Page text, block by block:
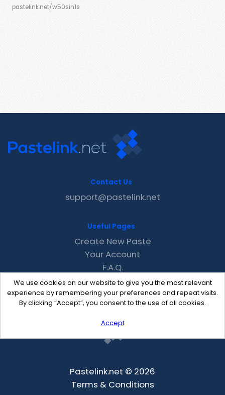
pastelink.net/w50sin1s
We use cookies on our website to give you the most relevant
experience by remembering your preferences and repeat visits.
By clicking “Accept”, you consent to the use of all cookies.
Accept
Contact Us
support@pastelink.net
Useful Pages
Create New Paste
Your Account
F.A.Q.
Recent
Contact
Pastelink.net © 2026
Terms & Conditions